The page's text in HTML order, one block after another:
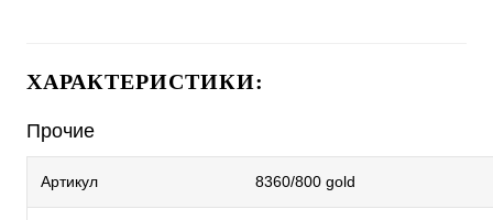
ХАРАКТЕРИСТИКИ:
Прочие
Артикул 8360/800 gold